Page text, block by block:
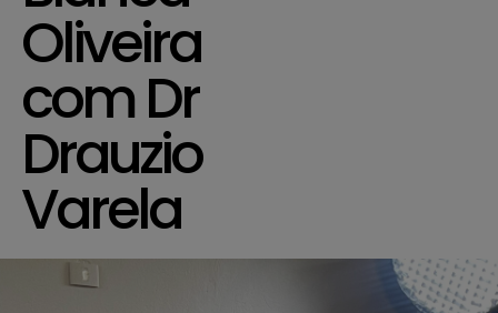
Oliveira
com Dr
Drauzio
Varela